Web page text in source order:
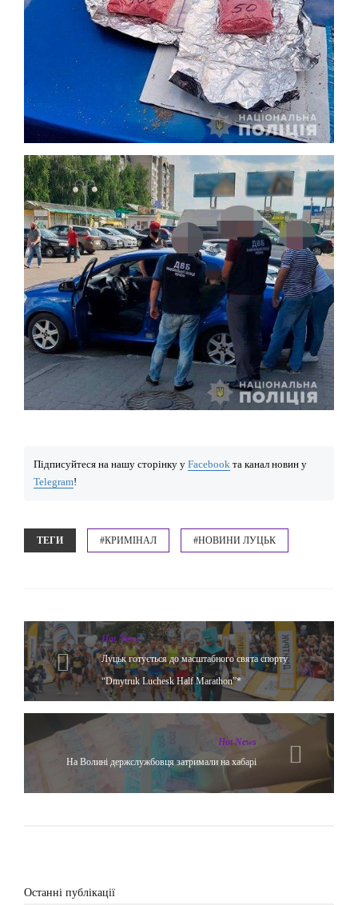
Підписуйтеся на нашу сторінку у Facebook та канал новин у
Telegram!
ТЕГИ #КРИМІНАЛ #НОВИНИ ЛУЦЬК
Hot News
Луцьк готується до масштабного свята спорту
“Dmytruk Luchesk Half Marathon”*
Hot News
На Волині держслужбовця затримали на хабарі
Останні публікації